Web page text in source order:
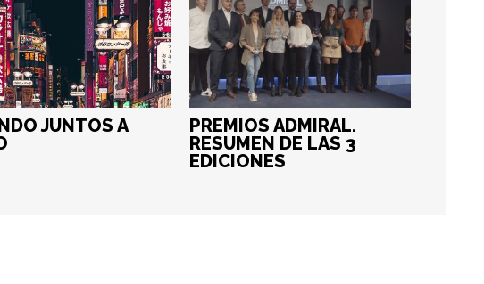
JUNTOS A
PREMIOS ADMIRAL.
RESUMEN DE LAS 3
EDICIONES